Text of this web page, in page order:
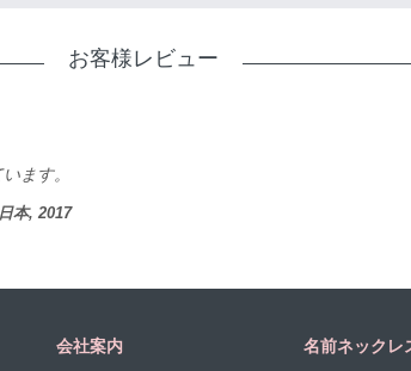
お客様レビュー
ます。
本, 2017
会社案内 名前ネックレ